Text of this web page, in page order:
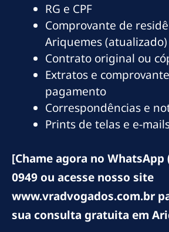
RG e CPF
Comprovante de
Ariquemes (atualizado)
Contrato original ou
Extratos e
pagamento
Correspondências e
Prints de telas e e-
[Chame agora no WhatsApp
0949 ou acesse nosso site
www.vradvogados.com.br
sua consulta gratuita em